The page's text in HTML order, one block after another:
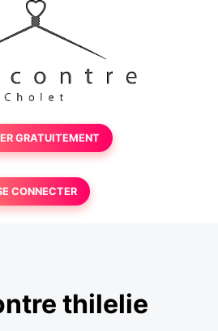
GRATUITEMENT
CONNECTER
thilelie